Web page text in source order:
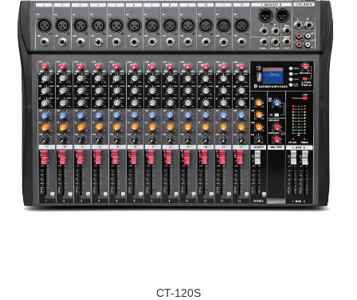
CT-120S